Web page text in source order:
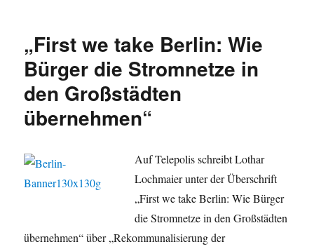
„First we take Berlin: Wie
Bürger die Stromnetze in
den Großstädten
übernehmen“
Auf Telepolis schreibt Lothar
Lochmaier unter der Überschrift
„First we take Berlin: Wie Bürger
die Stromnetze in den Großstädten
übernehmen“ über „Rekommunalisierung der